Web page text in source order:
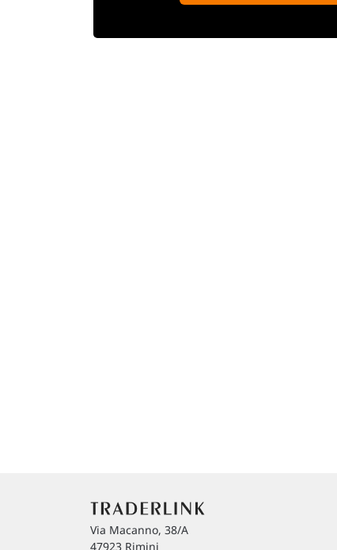
Via Macanno, 38/A
47923 Rimini